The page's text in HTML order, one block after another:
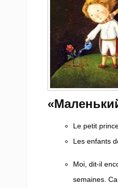
Le petit
Les enfants
Moi, dit-il
semaines.